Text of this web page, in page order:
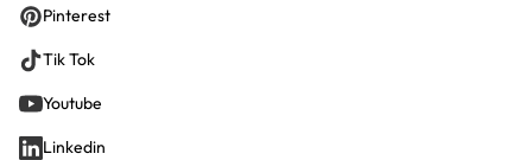
Pinterest
Tik Tok
Youtube
Linkedin